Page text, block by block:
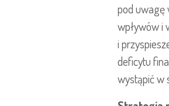
pod uwagę
wpływów i
i
deficytu
wystąpić w